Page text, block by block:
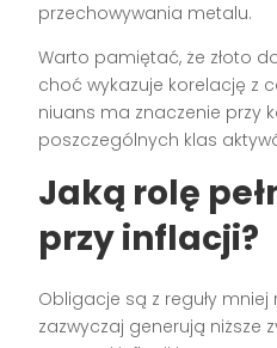
przechowywania metalu.
Warto pamiętać, że złoto
choć wykazuje korelację z
niuans ma znaczenie przy
poszczególnych klas
Jaką rolę
przy inflacji?
Obligacje są z reguły mniej
zazwyczaj generują niższe